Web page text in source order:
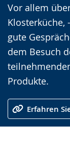
Vor allem
Klosterküche,
gute
dem Besuch
Produkte.
Erfahren
wechseln.
Deutscher
wird
angezeigt.